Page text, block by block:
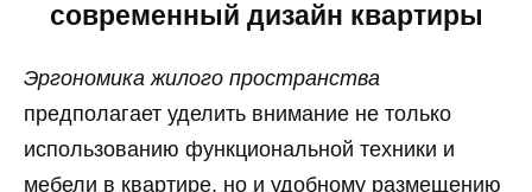
современный дизайн квартиры
Эргономика жилого пространства
предполагает уделить внимание не только
использованию функциональной техники и
мебели в квартире, но и удобному размещению